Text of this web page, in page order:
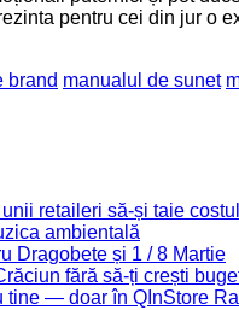
pentru cei din jur o
brand manualul de sunet
retaileri să-și taie
ambientală
Dragobete și 1 / 8 Martie
fără să-ți crești
tine — doar în QInStore